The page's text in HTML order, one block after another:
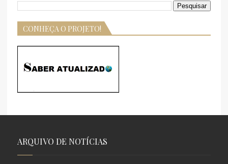
CONHEÇA O PROJETO!
ARQUIVO DE NOTÍCIAS